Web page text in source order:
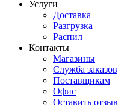
Услуги
Доставка
Разгрузка
Распил
Контакты
Магазины
Служба заказов
Поставщикам
Офис
Оставить отзыв